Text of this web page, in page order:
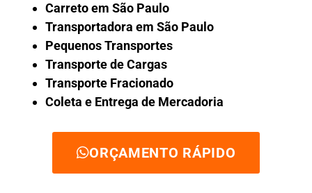
Carreto em São Paulo
Transportadora em São Paulo
Pequenos Transportes
Transporte de Cargas
Transporte Fracionado
Coleta e Entrega de Mercadoria
ORÇAMENTO RÁPIDO